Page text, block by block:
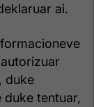
ai.
duke
tentuar,